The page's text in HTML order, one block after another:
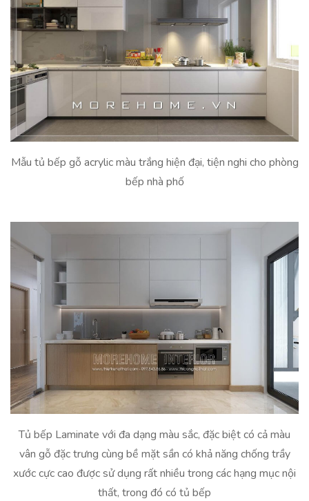
Mẫu tủ bếp gỗ acrylic màu trắng hiện đại, tiện nghi cho phòng
bếp nhà phố
Tủ bếp Laminate với đa dạng màu sắc, đặc biệt có cả màu
vân gỗ đặc trưng cùng bề mặt sần có khả năng chống trầy
xước cực cao được sử dụng rất nhiều trong các hạng mục nội
thất, trong đó có tủ bếp